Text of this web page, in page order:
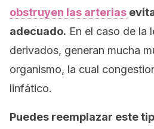
obstruyen las arterias
adecuado. En el caso de la
derivados, generan mucha
organismo, la cual
linfático.
Puedes reemplazar este